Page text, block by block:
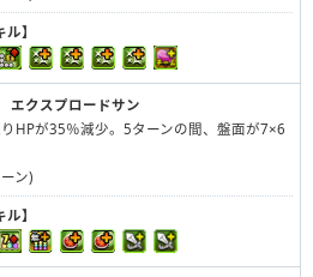
ル】
エクスプロードサン
HPが35％減少。5ターンの間、盤面が7×6
ン)
ル】